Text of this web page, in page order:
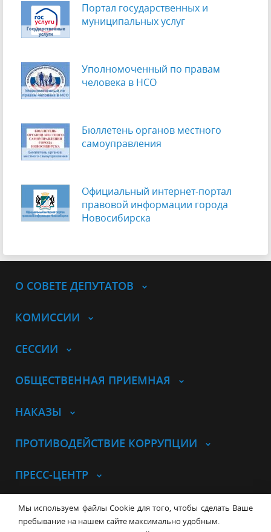
Портал государственных и
муниципальных услуг
Уполномоченный по правам
человека в НСО
Бюллетень органов местного
самоуправления
Официальный интернет-портал
правовой информации города
Новосибирска
О СОВЕТЕ ДЕПУТАТОВ
КОМИССИИ
СЕССИИ
ОБЩЕСТВЕННАЯ ПРИЕМНАЯ
НАКАЗЫ
ПРОТИВОДЕЙСТВИЕ КОРРУПЦИИ
ПРЕСС-ЦЕНТР
© Совет депутатов города
НовосибирскаКонтакты Карта сайта
Мы используем файлы Cookie для того, чтобы сделать Ваше
пребывание на нашем сайте максимально удобным.